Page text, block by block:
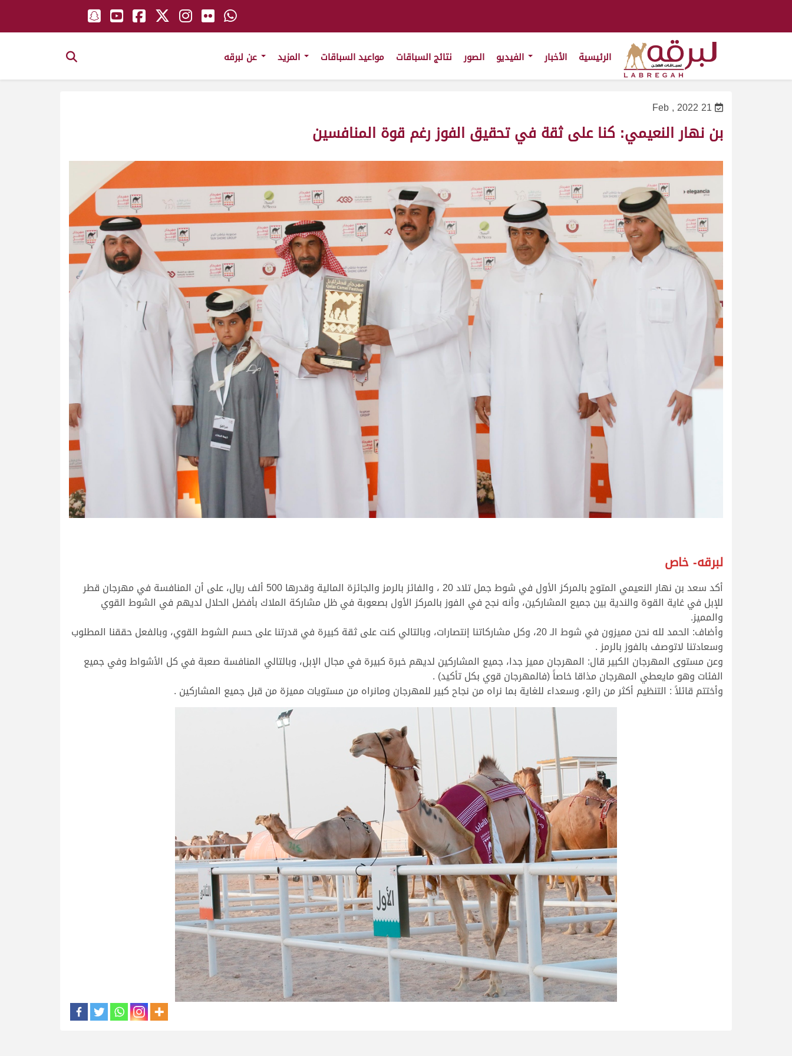
الرئيسية الأخبار الصور نتائج السباقات مواعيد السباقات
21 Feb , 2022
بن نهار النعيمي: كنا على ثقة في تحقيق الفوز رغم قوة المنافسين
لبرقه- خاص
أكد سعد بن نهار النعيمي المتوج بالمركز الأول في شوط جمل تلاد 20 ، والفائز بالرمز والجائزة المالية وقدرها 500 ألف ريال، على أن المنافسة في مهرجان قطر
للإبل في غاية القوة والندية بين جميع المشاركين، وأنه نجح في الفوز بالمركز الأول بصعوبة في ظل مشاركة الملاك بأفضل الحلال لديهم في الشوط القوي
والمميز.
وأضاف: الحمد لله نحن مميزون في شوط الـ 20، وكل مشاركاتنا إنتصارات، وبالتالي كنت على ثقة كبيرة في قدرتنا على حسم الشوط القوي، وبالفعل حققنا المطلوب
وسعادتنا لاتوصف بالفوز بالرمز .
وعن مستوى المهرجان الكبير قال: المهرجان مميز جدا، جميع المشاركين لديهم خبرة كبيرة في مجال الإبل، وبالتالي المنافسة صعبة في كل الأشواط وفي جميع
الفئات وهو مايعطي المهرجان مذاقا خاصاً (فالمهرجان قوي بكل تأكيد) .
وأختتم قائلاً : التنظيم أكثر من رائع، وسعداء للغاية بما نراه من نجاح كبير للمهرجان ومانراه من مستويات مميزة من قبل جميع المشاركين .